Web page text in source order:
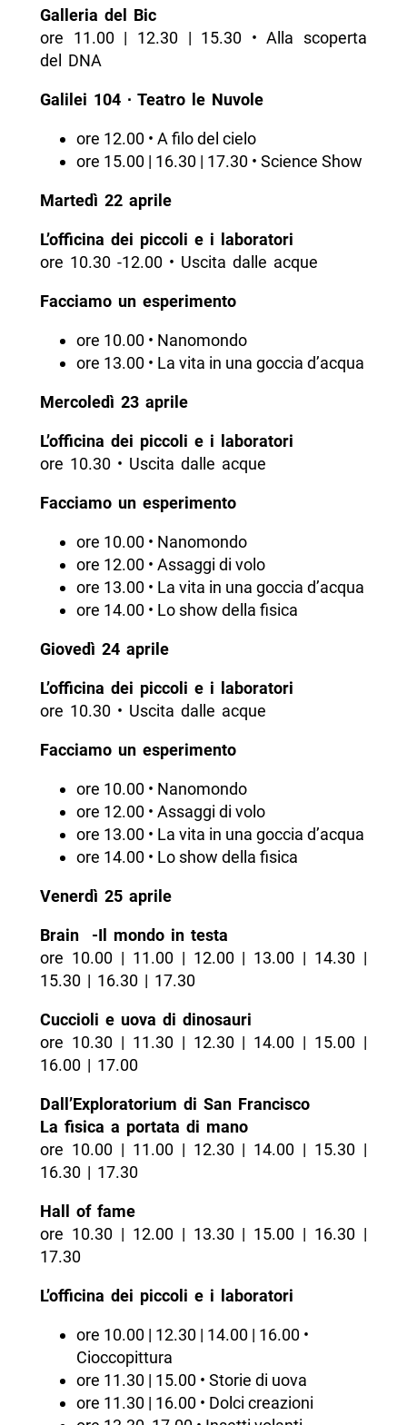
Galleria del Bic
ore 11.00 | 12.30 | 15.30 • Alla scoperta
del DNA
Galilei 104 ∙ Teatro le Nuvole
ore 12.00 • A filo del cielo
ore 15.00 | 16.30 | 17.30 • Science Show
Martedì 22 aprile
L’officina dei piccoli e i laboratori
ore 10.30 -12.00 • Uscita dalle acque
Facciamo un esperimento
ore 10.00 • Nanomondo
ore 13.00 • La vita in una goccia d’acqua
Mercoledì 23 aprile
L’officina dei piccoli e i laboratori
ore 10.30 • Uscita dalle acque
Facciamo un esperimento
ore 10.00 • Nanomondo
ore 12.00 • Assaggi di volo
ore 13.00 • La vita in una goccia d’acqua
ore 14.00 • Lo show della fisica
Giovedì 24 aprile
L’officina dei piccoli e i laboratori
ore 10.30 • Uscita dalle acque
Facciamo un esperimento
ore 10.00 • Nanomondo
ore 12.00 • Assaggi di volo
ore 13.00 • La vita in una goccia d’acqua
ore 14.00 • Lo show della fisica
Venerdì 25 aprile
Brain -Il mondo in testa
ore 10.00 | 11.00 | 12.00 | 13.00 | 14.30 |
15.30 | 16.30 | 17.30
Cuccioli e uova di dinosauri
ore 10.30 | 11.30 | 12.30 | 14.00 | 15.00 |
16.00 | 17.00
Dall’Exploratorium di San Francisco
La fisica a portata di mano
ore 10.00 | 11.00 | 12.30 | 14.00 | 15.30 |
16.30 | 17.30
Hall of fame
ore 10.30 | 12.00 | 13.30 | 15.00 | 16.30 |
17.30
L’officina dei piccoli e i laboratori
ore 10.00 | 12.30 | 14.00 | 16.00 •
Cioccopittura
ore 11.30 | 15.00 • Storie di uova
ore 11.30 | 16.00 • Dolci creazioni